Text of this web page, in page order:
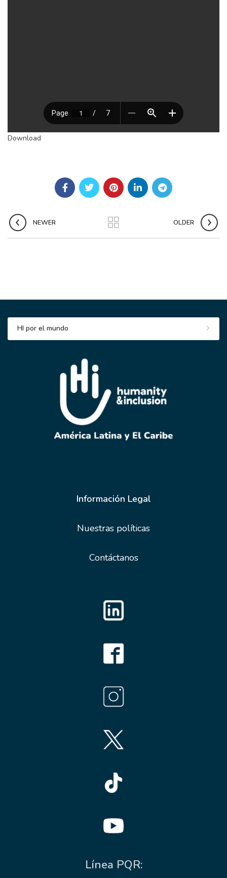
Download
NEWER OLDER
HI por el mundo
Información Legal
Nuestras políticas
Contáctanos
Línea PQR: